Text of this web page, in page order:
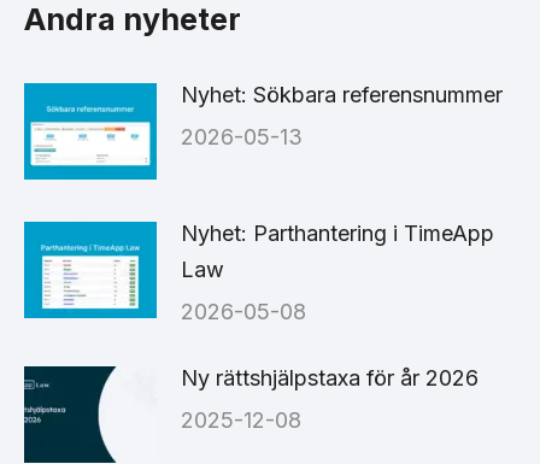
Andra nyheter
Nyhet: Sökbara referensnummer
2026-05-13
Nyhet: Parthantering i TimeApp
Law
2026-05-08
Ny rättshjälpstaxa för år 2026
2025-12-08